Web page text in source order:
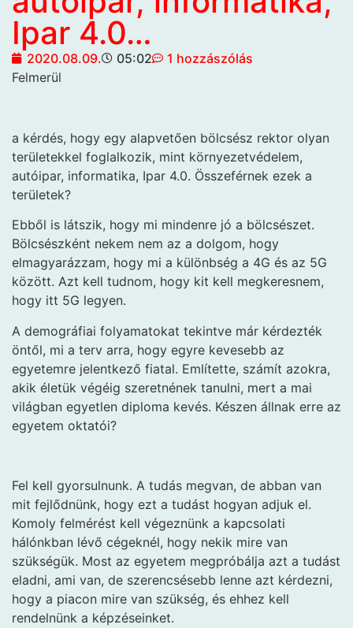
Ipar 4.0…
2020.08.09. 05:02
1 hozzászólás
Felmerül
a kérdés, hogy egy alapvetően bölcsész rektor olyan
területekkel foglalkozik, mint környezetvédelem,
autóipar, informatika, Ipar 4.0. Összeférnek ezek a
területek?
Ebből is látszik, hogy mi mindenre jó a bölcsészet.
Bölcsészként nekem nem az a dolgom, hogy
elmagyarázzam, hogy mi a különbség a 4G és az 5G
között. Azt kell tudnom, hogy kit kell megkeresnem,
hogy itt 5G legyen.
A demográfiai folyamatokat tekintve már kérdezték
öntől, mi a terv arra, hogy egyre kevesebb az
egyetemre jelentkező fiatal. Említette, számít azokra,
akik életük végéig szeretnének tanulni, mert a mai
világban egyetlen diploma kevés. Készen állnak erre az
egyetem oktatói?
Fel kell gyorsulnunk. A tudás megvan, de abban van
mit fejlődnünk, hogy ezt a tudást hogyan adjuk el.
Komoly felmérést kell végeznünk a kapcsolati
hálónkban lévő cégeknél, hogy nekik mire van
szükségük. Most az egyetem megpróbálja azt a tudást
eladni, ami van, de szerencsésebb lenne azt kérdezni,
hogy a piacon mire van szükség, és ehhez kell
rendelnünk a képzéseinket.